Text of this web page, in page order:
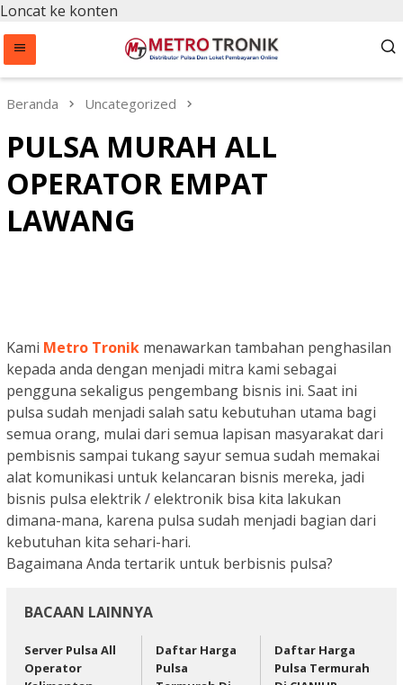
Loncat ke konten
Beranda Uncategorized
PULSA MURAH ALL
OPERATOR EMPAT
LAWANG
Kami Metro Tronik menawarkan tambahan penghasilan
kepada anda dengan menjadi mitra kami sebagai
pengguna sekaligus pengembang bisnis ini. Saat ini
pulsa sudah menjadi salah satu kebutuhan utama bagi
semua orang, mulai dari semua lapisan masyarakat dari
pembisnis sampai tukang sayur semua sudah memakai
alat komunikasi untuk kelancaran bisnis mereka, jadi
bisnis pulsa elektrik / elektronik bisa kita lakukan
dimana-mana, karena pulsa sudah menjadi bagian dari
kebutuhan kita sehari-hari.
Bagaimana Anda tertarik untuk berbisnis pulsa?
BACAAN LAINNYA
Server Pulsa All
Operator
Daftar Harga
Pulsa
Daftar Harga
Pulsa Termurah